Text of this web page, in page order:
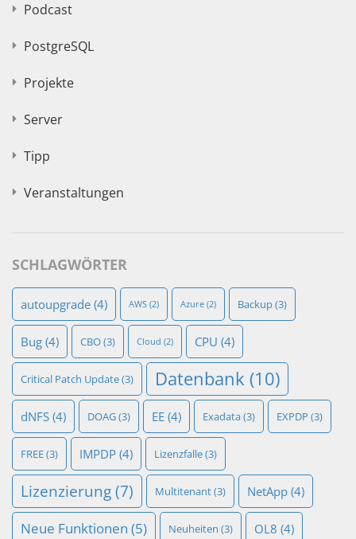
Podcast
PostgreSQL
Projekte
Server
Tipp
Veranstaltungen
SCHLAGWÖRTER
autoupgrade (4) AWS (2) Azure (2) Backup(3)
Bug (4) CBO(3) Cloud (2) CPU (4)
Critical Patch Update(3) Datenbank (10)
dNFS (4) DOAG(3) EE (4) Exadata(3) EXPDP (3)
FREE(3) IMPDP (4) Lizenzfalle(3)
Lizenzierung(7) Multitenant(3) NetApp (4)
Neue Funktionen (5) Neuheiten (3) OL8 (4)